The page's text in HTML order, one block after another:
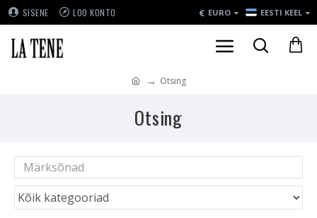
SISENE LOO KONTO € EURO EESTI KEEL
Otsing
Otsing